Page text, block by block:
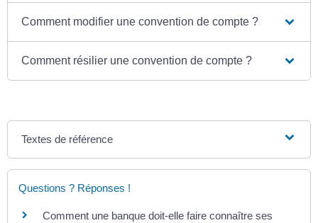
Comment modifier une convention de compte ?
Comment résilier une convention de compte ?
Textes de référence
Questions ? Réponses !
Comment une banque doit-elle faire connaître ses